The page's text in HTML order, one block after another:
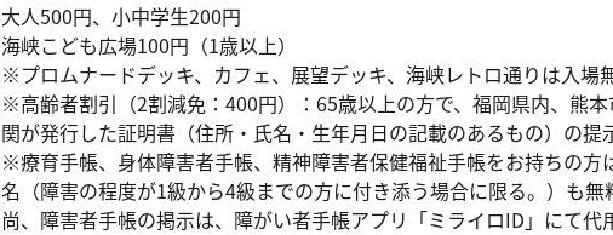
大人500円、小中学生200円
海峡こども広場100円（1歳以上）
※プロムナードデッキ、カフェ、展望デッキ、海峡レトロ通りは入場
※高齢者割引（2割減免：400円）：65歳以上の方で、福岡県内、熊
関が発行した証明書（住所・氏名・生年月日の記載のあるもの）の提
※療育手帳、身体障害者手帳、精神障害者保健福祉手帳をお持ちの方
名（障害の程度が1級から4級までの方に付き添う場合に限る。）も無
尚、障害者手帳の掲示は、障がい者手帳アプリ「ミライロID」にて代